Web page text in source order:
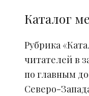
Каталог
Рубрика
читателей в
по главным
Северо-